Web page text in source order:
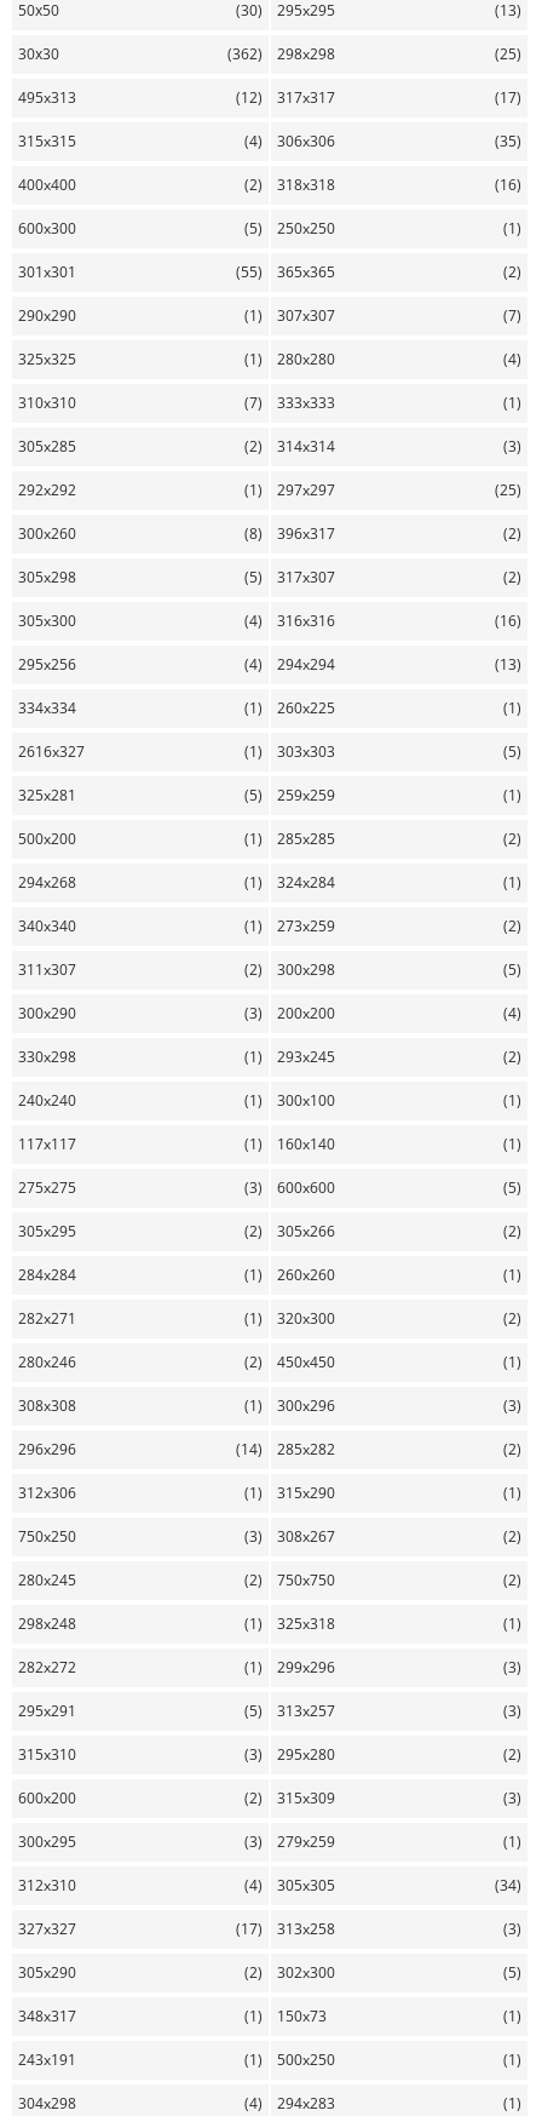
50х50 (30) 295x295 (13)
30х30 (362) 298x298 (25)
495x313 (12) 317x317 (17)
315x315 (4) 306x306 (35)
400x400 (2) 318x318 (16)
600x300 (5) 250x250 (1)
301x301 (55) 365x365 (2)
290x290 (1) 307x307 (7)
325x325 (1) 280x280 (4)
310x310 (7) 333x333 (1)
305x285 (2) 314x314 (3)
292x292 (1) 297x297 (25)
300x260 (8) 396x317 (2)
305x298 (5) 317x307 (2)
305x300 (4) 316x316 (16)
295x256 (4) 294x294 (13)
334x334 (1) 260x225 (1)
2616x327 (1) 303x303 (5)
325x281 (5) 259x259 (1)
500x200 (1) 285x285 (2)
294x268 (1) 324x284 (1)
340x340 (1) 273x259 (2)
311x307 (2) 300x298 (5)
300x290 (3) 200x200 (4)
330x298 (1) 293x245 (2)
240x240 (1) 300x100 (1)
117x117 (1) 160x140 (1)
275x275 (3) 600x600 (5)
305x295 (2) 305x266 (2)
284x284 (1) 260x260 (1)
282x271 (1) 320x300 (2)
280x246 (2) 450x450 (1)
308x308 (1) 300x296 (3)
296x296 (14) 285x282 (2)
312x306 (1) 315x290 (1)
750x250 (3) 308x267 (2)
280x245 (2) 750x750 (2)
298x248 (1) 325x318 (1)
282x272 (1) 299x296 (3)
295x291 (5) 313x257 (3)
315x310 (3) 295x280 (2)
600x200 (2) 315x309 (3)
300x295 (3) 279x259 (1)
312x310 (4) 305x305 (34)
327x327 (17) 313x258 (3)
305x290 (2) 302x300 (5)
348x317 (1) 150x73 (1)
243x191 (1) 500x250 (1)
304x298 (4) 294x283 (1)